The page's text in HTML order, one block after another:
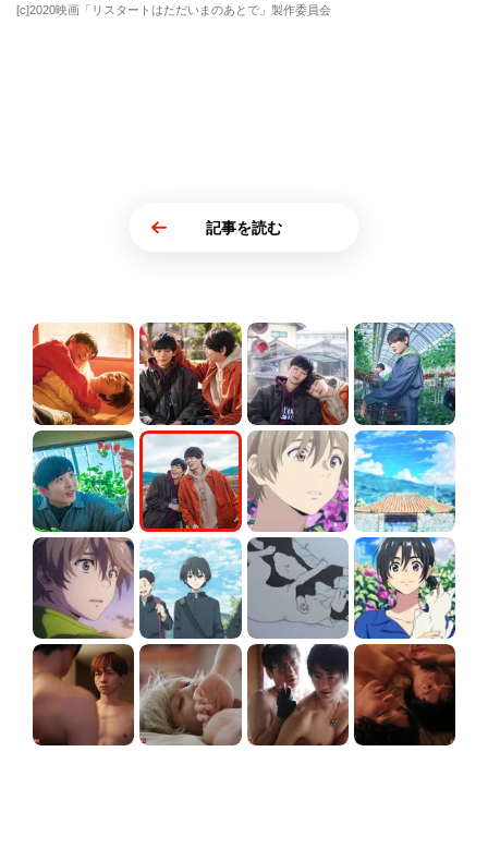
[c]2020映画「リスタートはただいまのあとで」製作委員会
記事を読む